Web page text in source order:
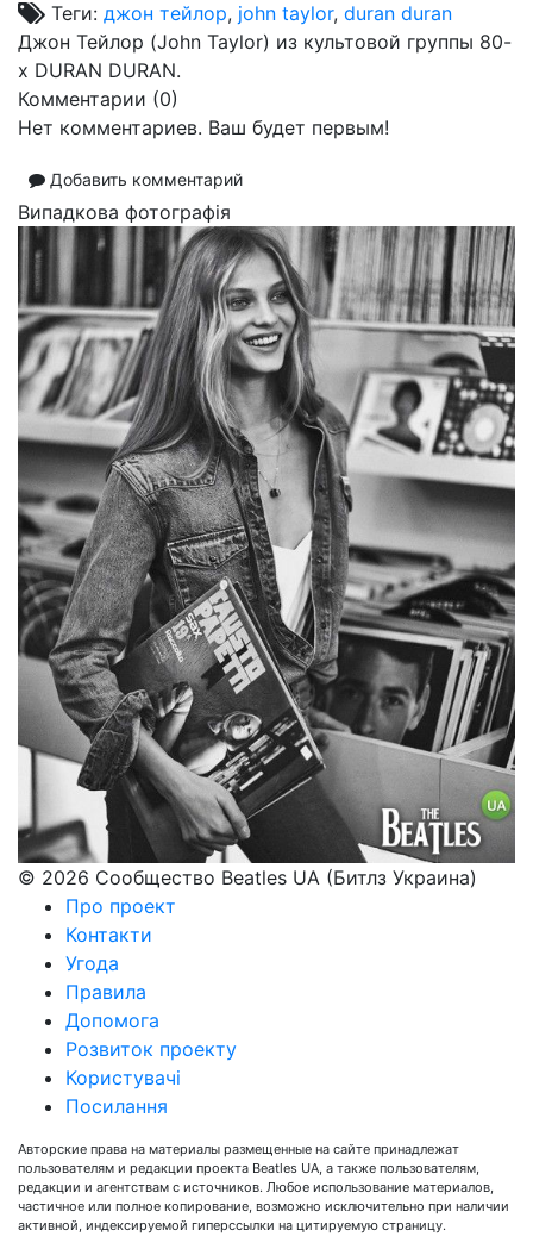
Теги: джон тейлор, john taylor, duran duran
Джон Тейлор (John Taylor) из культовой группы 80-
х DURAN DURAN.
Комментарии (0)
Нет комментариев. Ваш будет первым!
Добавить комментарий
Випадкова фотографія
© 2026 Сообщество Beatles UA (Битлз Украина)
Про проект
Контакти
Угода
Правила
Допомога
Розвиток проекту
Користувачі
Посилання
Авторские права на материалы размещенные на сайте принадлежат
пользователям и редакции проекта Beatles UA, а также пользователям,
редакции и агентствам с источников. Любое использование материалов,
частичное или полное копирование, возможно исключительно при наличии
активной, индексируемой гиперссылки на цитируемую страницу.